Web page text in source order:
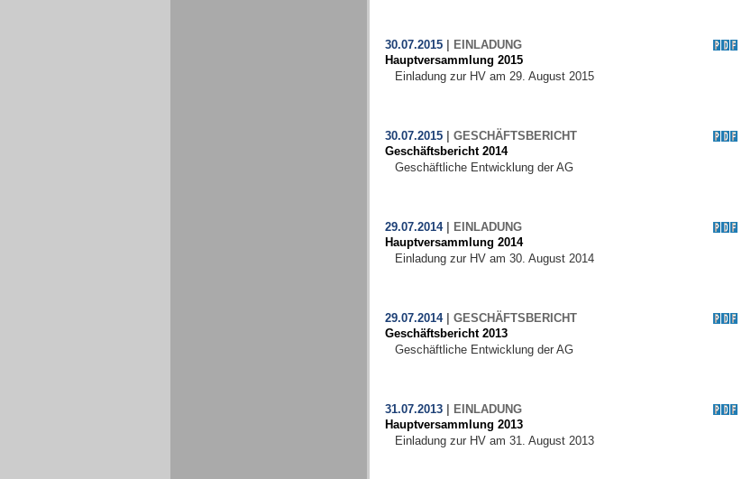
30.07.2015|
EINLADUNG
Hauptversammlung 2015
Einladung zur HV am 29. August 2015
30.07.2015| GESCHÄFTSBERICHT
Geschäftsbericht 2014
Geschäftliche Entwicklung der AG
29.07.2014|
EINLADUNG
Hauptversammlung 2014
Einladung zur HV am 30. August 2014
29.07.2014| GESCHÄFTSBERICHT
Geschäftsbericht 2013
Geschäftliche Entwicklung der AG
31.07.2013|
EINLADUNG
Hauptversammlung 2013
Einladung zur HV am 31. August 2013